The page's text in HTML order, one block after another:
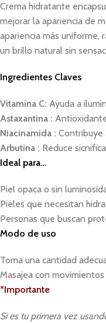
Crema hidratante
mejorar la apariencia de
apariencia más uniforme,
un brillo natural sin
Ingredientes Claves
Vitamina C: Ayuda a
Astaxantina :
Niacinamida : Contribuye
Arbutina : Reduce
Ideal para…
Piel opaca o sin
Pieles que necesitan
Personas que buscan
Modo de uso
Toma una cantidad
Masajea con
*Importante
Si es tu primera vez